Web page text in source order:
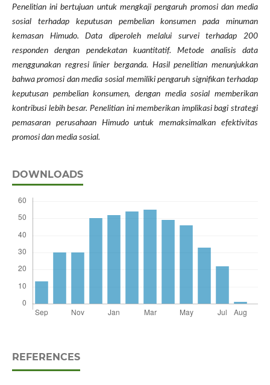
Penelitian ini bertujuan untuk mengkaji pengaruh promosi dan media
sosial terhadap keputusan pembelian konsumen pada minuman
kemasan Himudo. Data diperoleh melalui survei terhadap 200
responden dengan pendekatan kuantitatif. Metode analisis data
menggunakan regresi linier berganda. Hasil penelitian menunjukkan
bahwa promosi dan media sosial memiliki pengaruh signifikan terhadap
keputusan pembelian konsumen, dengan media sosial memberikan
kontribusi lebih besar. Penelitian ini memberikan implikasi bagi strategi
pemasaran perusahaan Himudo untuk memaksimalkan efektivitas
promosi dan media sosial.
DOWNLOADS
REFERENCES